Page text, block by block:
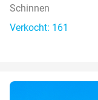
Schinnen
Verkocht: 161